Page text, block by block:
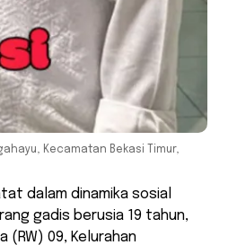
Kecamatan Bekasi Timur,
dalam dinamika sosial
gadis berusia 19 tahun,
(RW) 09, Kelurahan